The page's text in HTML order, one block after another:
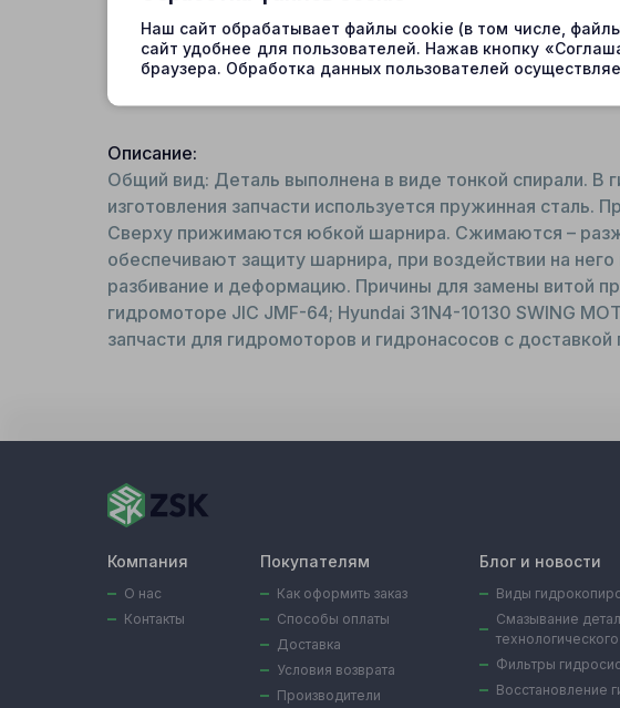
Описание:
Общий вид: Деталь выполнена в виде тонкой спирали.
изготовления запчасти используется пружинная
Сверху прижимаются юбкой шарнира. Сжимаются –
обеспечивают защиту шарнира, при воздействии на
разбивание и деформацию. Причины для замены витой
гидромоторе JIC JMF-64; Hyundai 31N4-10130 SWING
запчасти для гидромоторов и гидронасосов с доставкой
Компания
О нас
Контакты
Покупателям
Как оформить заказ
Способы оплаты
Доставка
Условия возврата
Производители
Блог и новости
Виды
Смазывание
Фильтры
Восстановление
Наш сайт обрабатывает файлы cookie (в том числе,
сайт удобнее для пользователей. Нажав кнопку
браузера. Обработка данных пользователей